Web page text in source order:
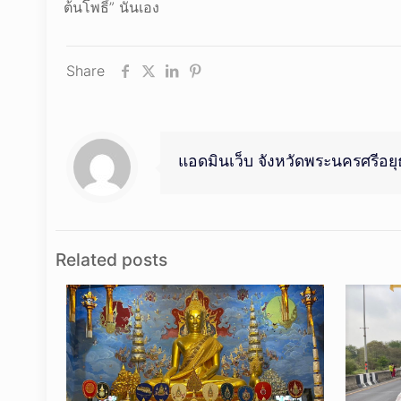
ต้นโพธิ์” นั่นเอง
Share
แอดมินเว็บ จังหวัดพระนครศรีอยุ
Related posts